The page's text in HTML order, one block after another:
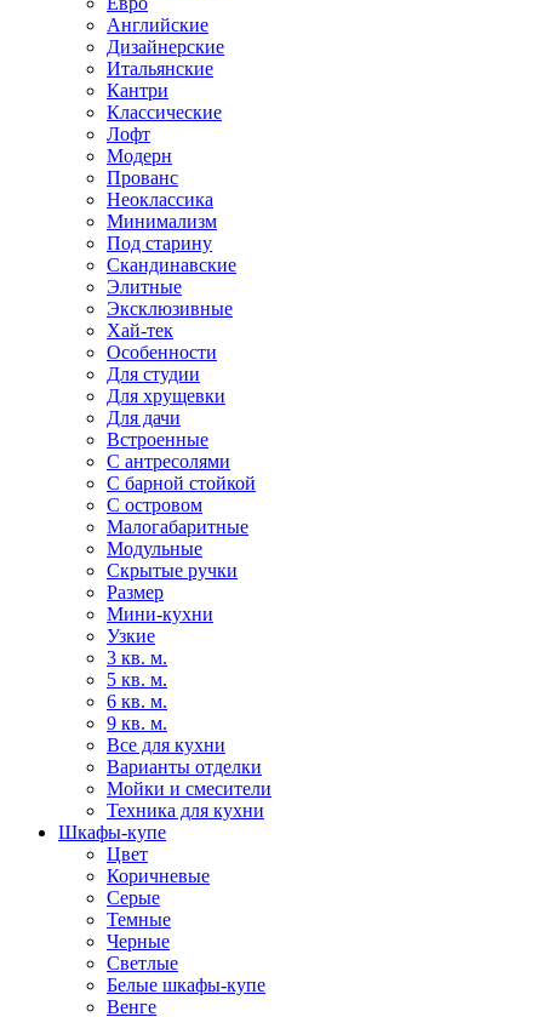
Английские
Дизайнерские
Итальянские
Кантри
Классические
Лофт
Модерн
Прованс
Неоклассика
Минимализм
Под старину
Скандинавские
Элитные
Эксклюзивные
Хай-тек
Особенности
Для студии
Для хрущевки
Для дачи
Встроенные
С антресолями
С барной стойкой
С островом
Малогабаритные
Модульные
Скрытые ручки
Размер
Мини-кухни
Узкие
3 кв. м.
5 кв. м.
6 кв. м.
9 кв. м.
Все для кухни
Варианты отделки
Мойки и смесители
Техника для кухни
Шкафы-купе
Цвет
Коричневые
Серые
Темные
Черные
Светлые
Белые шкафы-купе
Венге